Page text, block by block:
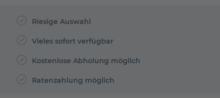
Riesige Auswahl
Vieles sofort verfügbar
Kostenlose Abholung möglich
Ratenzahlung möglich